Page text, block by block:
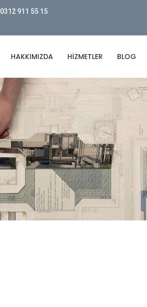
0312 911 55 15
HAKKIMIZDA HIZMETLER BLOG